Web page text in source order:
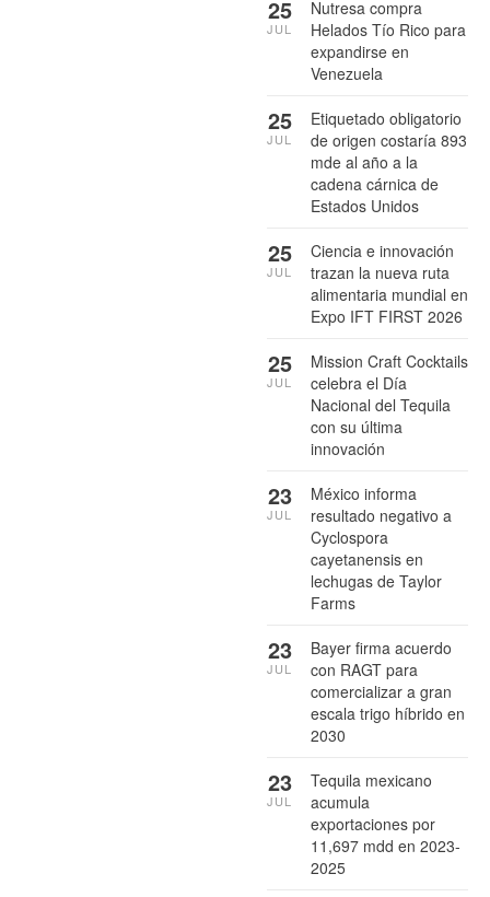
Nutresa compra
Helados Tío Rico para
expandirse en
Venezuela
25
JUL
Etiquetado obligatorio
de origen costaría 893
mde al año a la
cadena cárnica de
Estados Unidos
25
JUL
Ciencia e innovación
trazan la nueva ruta
alimentaria mundial en
Expo IFT FIRST 2026
25
JUL
Mission Craft Cocktails
celebra el Día
Nacional del Tequila
con su última
innovación
25
JUL
México informa
resultado negativo a
Cyclospora
cayetanensis en
lechugas de Taylor
Farms
23
JUL
Bayer firma acuerdo
con RAGT para
comercializar a gran
escala trigo híbrido en
2030
23
JUL
Tequila mexicano
acumula
exportaciones por
11,697 mdd en 2023-
2025
23
JUL